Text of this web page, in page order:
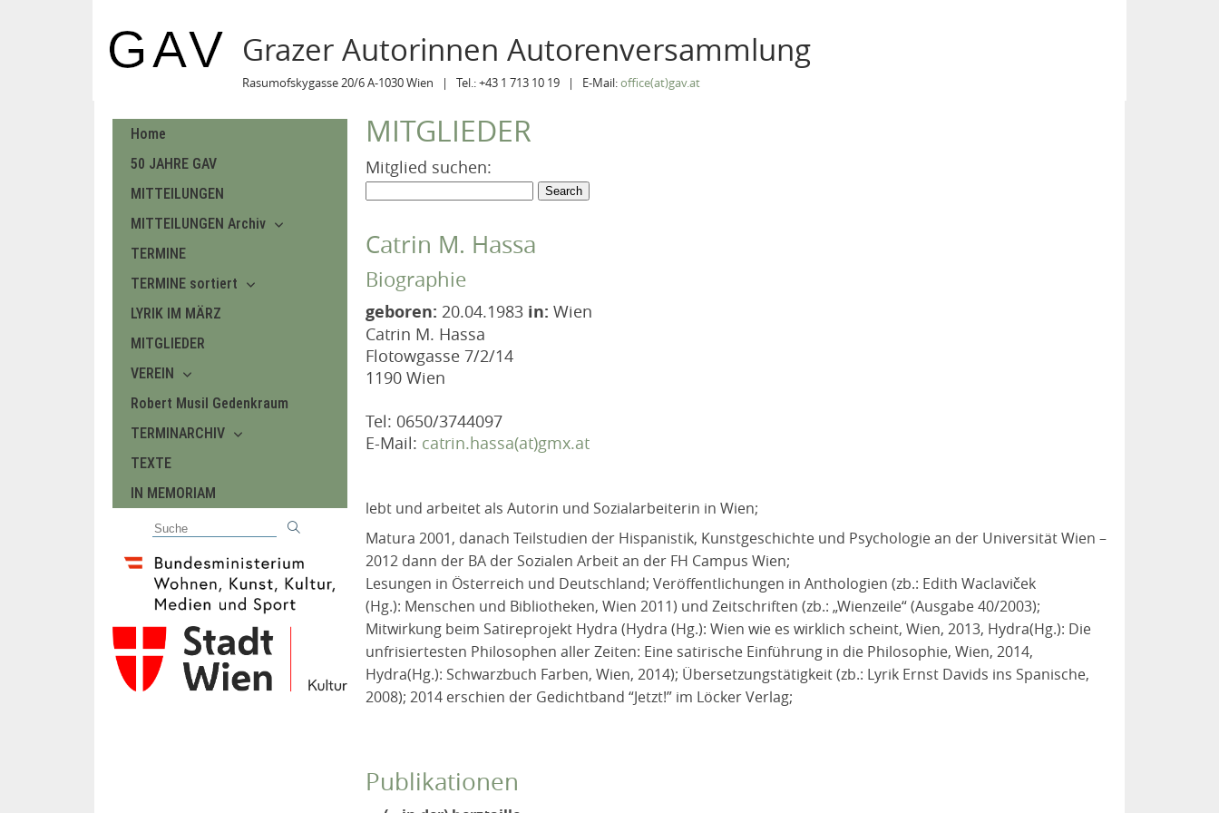
Grazer Autorinnen Autorenversammlung
Rasumofskygasse 20/6 A-1030 Wien | Tel.: +43 1 713 10 19 | E-Mail:office(at)gav.at
Home
50 JAHRE GAV
MITTEILUNGEN
MITTEILUNGEN Archiv
TERMINE
TERMINE sortiert
LYRIK IM MÄRZ
MITGLIEDER
VEREIN
Robert Musil Gedenkraum
TERMINARCHIV
TEXTE
IN MEMORIAM
MITGLIEDER
Mitglied suchen:
Catrin M. Hassa
Biographie
geboren: 20.04.1983 in: Wien
Catrin M. Hassa
Flotowgasse 7/2/14
1190 Wien
Tel: 0650/3744097
E-Mail: catrin.hassa(at)gmx.at
lebt und arbeitet als Autorin und Sozialarbeiterin in Wien;
Matura 2001, danach Teilstudien der Hispanistik, Kunstgeschichte und Psychologie an der Universität Wien –
2012 dann der BA der Sozialen Arbeit an der FH Campus Wien;
Lesungen in Österreich und Deutschland; Veröffentlichungen in Anthologien (zb.: Edith Waclaviček
(Hg.): Menschen und Bibliotheken, Wien 2011) und Zeitschriften (zb.: „Wienzeile“ (Ausgabe 40/2003);
Mitwirkung beim Satireprojekt Hydra (Hydra (Hg.): Wien wie es wirklich scheint, Wien, 2013, Hydra(Hg.): Die
unfrisiertesten Philosophen aller Zeiten: Eine satirische Einführung in die Philosophie, Wien, 2014,
Hydra(Hg.): Schwarzbuch Farben, Wien, 2014); Übersetzungstätigkeit (zb.: Lyrik Ernst Davids ins Spanische,
2008); 2014 erschien der Gedichtband “Jetzt!” im Löcker Verlag;
Publikationen